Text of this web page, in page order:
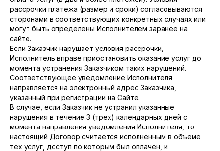
рассрочки платежа (размер и сроки) согласовываются
сторонами в соответствующих конкретных случаях или
могут быть определены Исполнителем заранее на
сайте.
Если Заказчик нарушает условия рассрочки,
Исполнитель вправе приостановить оказание услуг до
момента устранения Заказчиком таких нарушений.
Соответствующее уведомление Исполнителя
направляется на электронный адрес Заказчика,
указанный при регистрации на Сайте.
В случае, если Заказчик не устранил указанные
нарушения в течение 3 (трех) календарных дней с
момента направления уведомления Исполнителя, то
настоящий Договор считается исполненным в объеме
тех услуг, доступ по которым был оплачен, и